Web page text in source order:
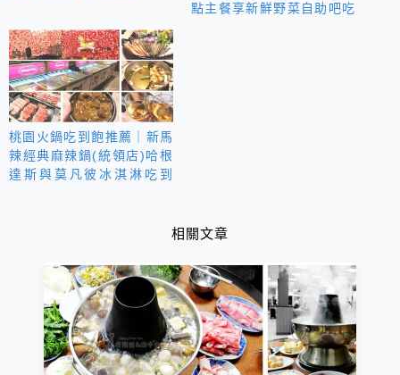
點主餐享新鮮野菜自助吧吃
桃園火鍋吃到飽推薦｜新馬
辣經典麻辣鍋(統領店)哈根
達斯與莫凡彼冰淇淋吃到
相關文章